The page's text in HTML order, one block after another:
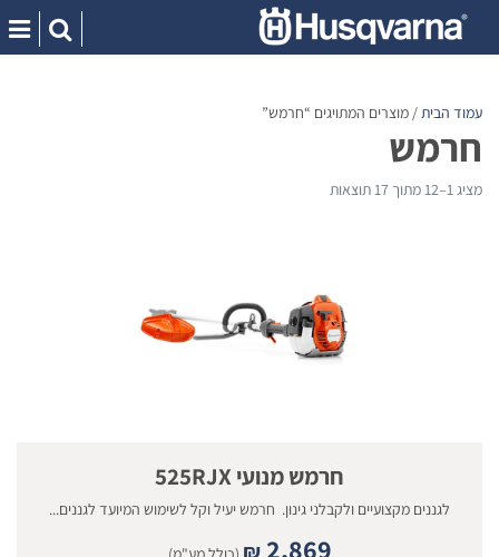
content
עמוד הבית/ מוצרים המתויגים “חרמש”
חרמש
מציג 1–12 מתוך 17 תוצאות
חרמש מנועי 525RJX
לגננים מקצועיים ולקבלני גינון. חרמש יעיל וקל לשימוש המיועד לגננים...
₪ 2,869